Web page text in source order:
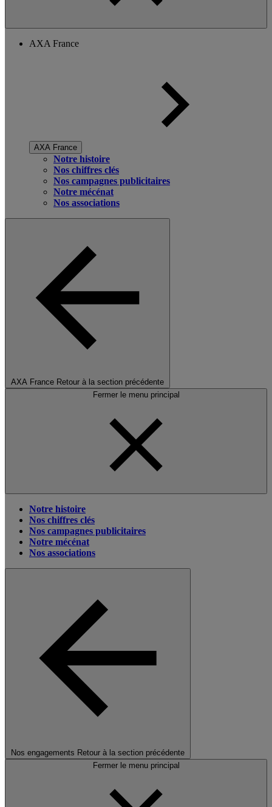
AXA France
AXA France
Notre histoire
Nos chiffres clés
Nos campagnes publicitaires
Notre mécénat
Nos associations
AXA France Retour à la section précédente
Fermer le menu principal
Notre histoire
Nos chiffres clés
Nos campagnes publicitaires
Notre mécénat
Nos associations
Nos engagements Retour à la section précédente
Fermer le menu principal